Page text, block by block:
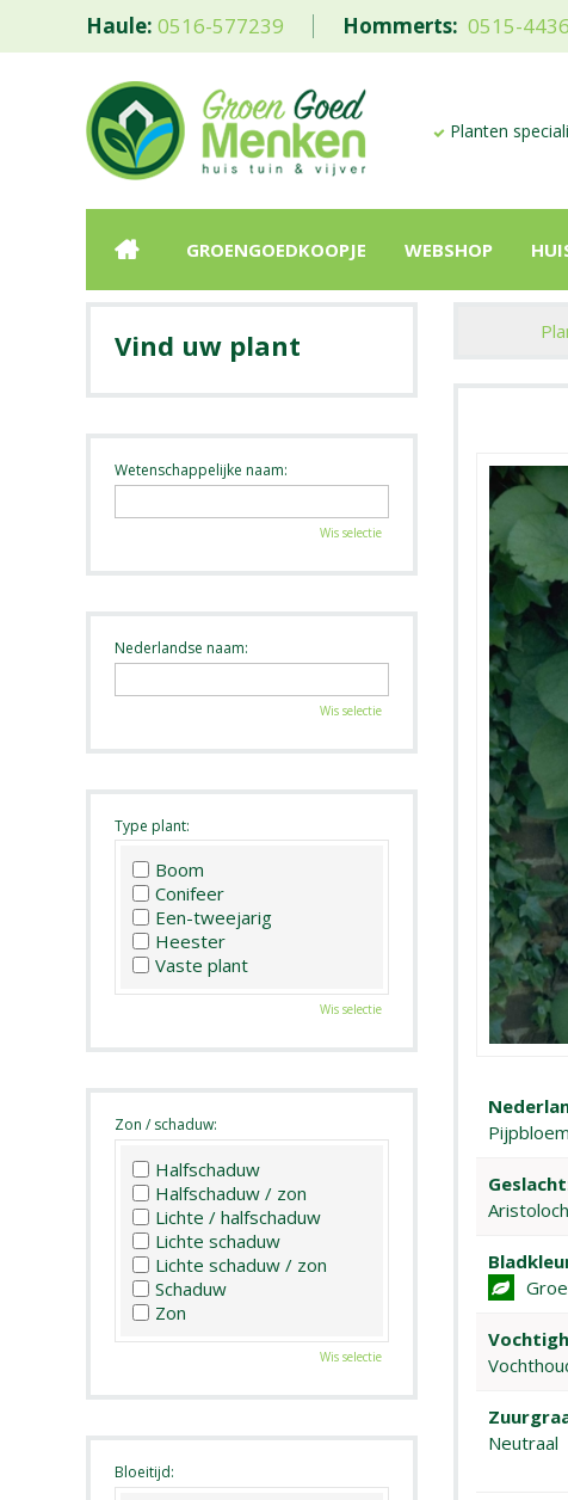
Haule: 0516-577239 Hommerts: 0515-
Planten
GROENGOEDKOOPJE WEBSHOP
Pijpbloem
Neutraal
Vind uw plant
Wetenschappelijke naam:
Wis selectie
Nederlandse naam:
Wis selectie
Type plant:
Boom
Conifeer
Een-tweejarig
Heester
Vaste plant
Wis selectie
Zon / schaduw:
Halfschaduw
Halfschaduw / zon
Lichte / halfschaduw
Lichte schaduw
Lichte schaduw / zon
Schaduw
Zon
Wis selectie
Bloeitijd: